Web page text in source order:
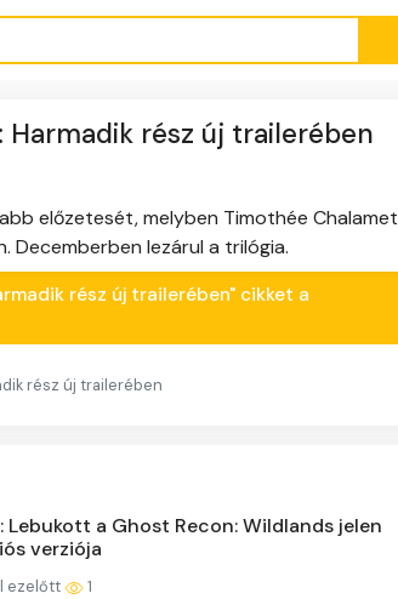
Harmadik rész új trailerében
előzetesét, melyben Timothée Chalamet
lezárul a trilógia.
rész új trailerében" cikket a
rész új trailerében
Lebukott a Ghost Recon: Wildlands jelen
verziója
ezelőtt 1